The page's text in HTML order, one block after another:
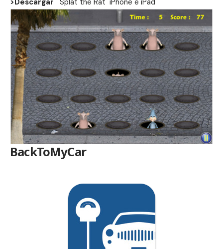
>Descargar Splat the Rat iPhone e iPad
BackToMyCar